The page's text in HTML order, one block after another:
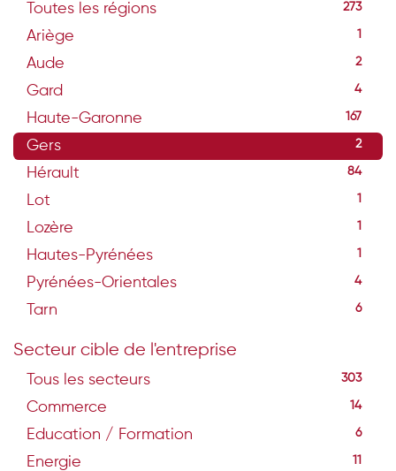
Toutes les régions 273
Ariège 1
Aude 2
Gard 4
Haute-Garonne 167
Gers 2
Hérault 84
Lot 1
Lozère 1
Hautes-Pyrénées 1
Pyrénées-Orientales 4
Tarn 6
Secteur cible de l'entreprise
Tous les secteurs 303
Commerce 14
Education / Formation 6
Energie 11